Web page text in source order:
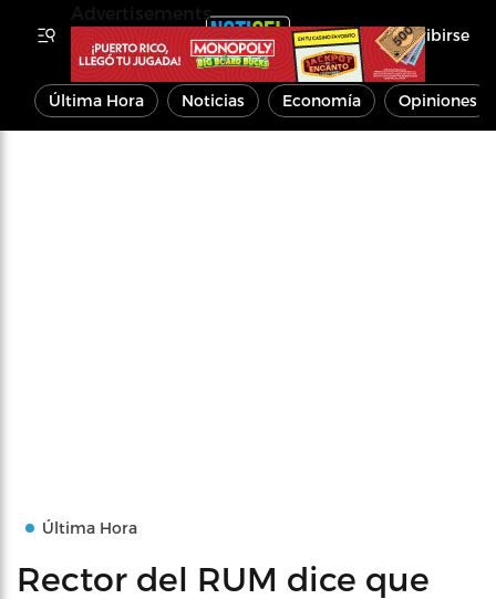
Inscribirse
Última Hora Noticias Economía Opiniones
Última Hora
Rector del RUM dice que
Advertisements